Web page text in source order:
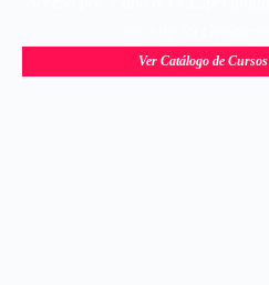
Ver Catálogo de Cursos